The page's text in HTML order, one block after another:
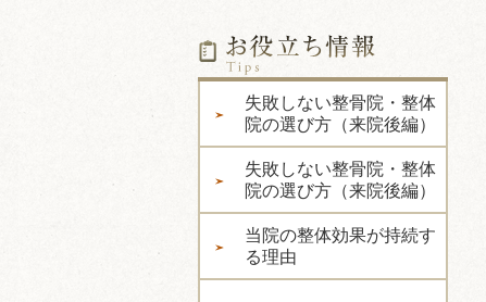
失敗しない整骨院・整体
院の選び方（来院後編）
失敗しない整骨院・整体
院の選び方（来院後編）
当院の整体効果が持続す
る理由